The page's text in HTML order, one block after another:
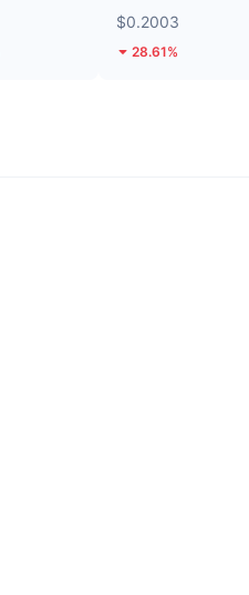
$0.2003
28.61%